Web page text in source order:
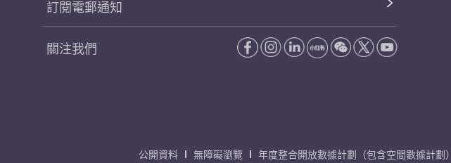
訂閱電郵通知
關注我們
公開資料 無障礙瀏覽 年度整合開放數據計劃（包含空間數據計劃）